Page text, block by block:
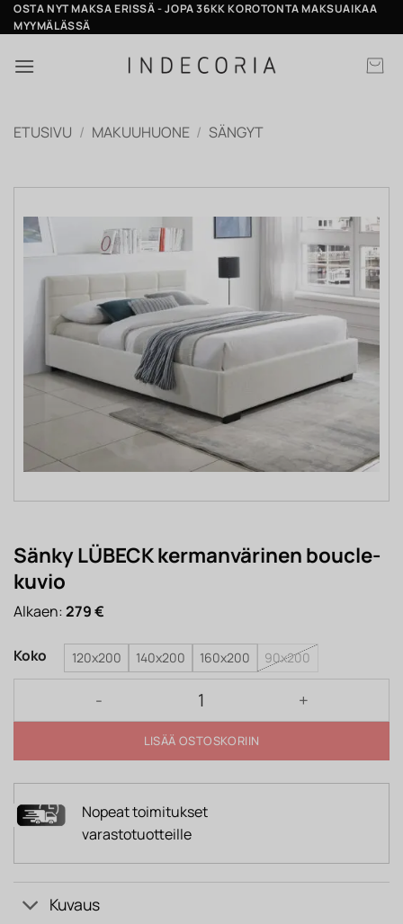
Skip
to
OSTA NYT MAKSA ERISSÄ - JOPA 36KK KOROTONTA MAKSUAIKAA
MYYMÄLÄSSÄ
ETUSIVU / MAKUUHUONE / SÄNGYT
Sänky LÜBECK kermanvärinen boucle-
kuvio
Alkaen:279€
Koko 120x200 140x200 160x200 90x200
Sänky LÜBECK kermanvärinen boucle-kuvio määrä
LISÄÄ OSTOSKORIIN
Nopeat toimitukset
varastotuotteille
Kuvaus